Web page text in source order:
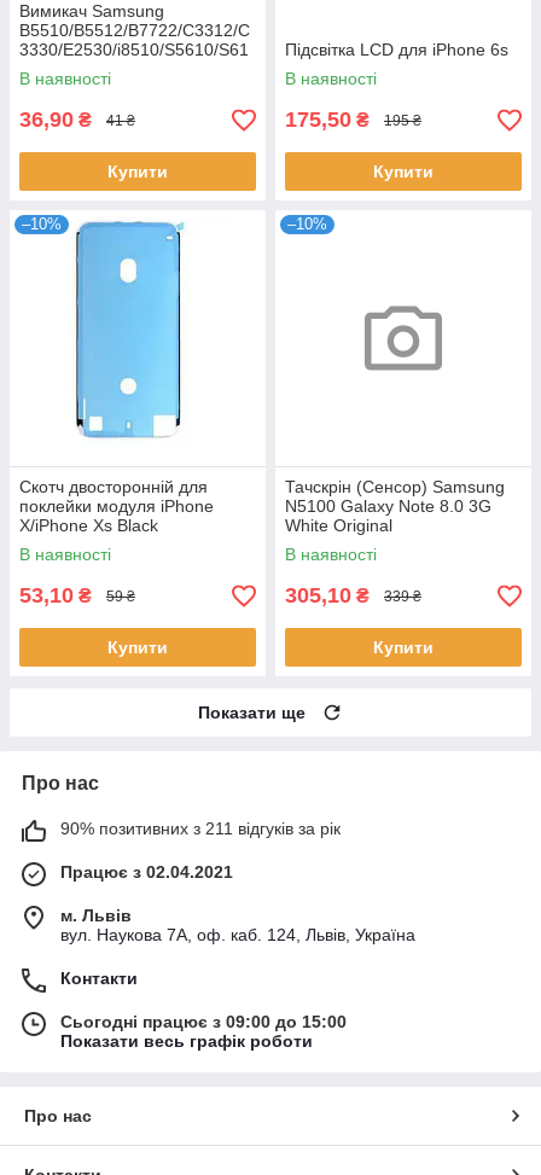
Вимикач Samsung
B5510/B5512/B7722/C3312/C
3330/E2530/i8510/S5610/S61
02
В наявності
36,90 ₴ 41 ₴
Купити
Підсвітка LCD для iPhone 6s
В наявності
175,50 ₴ 195 ₴
Купити
–10%
Скотч двосторонній для
поклейки модуля iPhone
X/iPhone Xs Black
В наявності
53,10 ₴ 59 ₴
Купити
–10%
Тачскрін (Сенсор) Samsung
N5100 Galaxy Note 8.0 3G
White Original
В наявності
305,10 ₴ 339 ₴
Купити
Показати ще
Про нас
90% позитивних з 211 відгуків за рік
Працює з 02.04.2021
м. Львів
вул. Наукова 7А, оф. каб. 124, Львів, Україна
Контакти
Сьогодні працює з 09:00 до 15:00
Показати весь графік роботи
Про нас